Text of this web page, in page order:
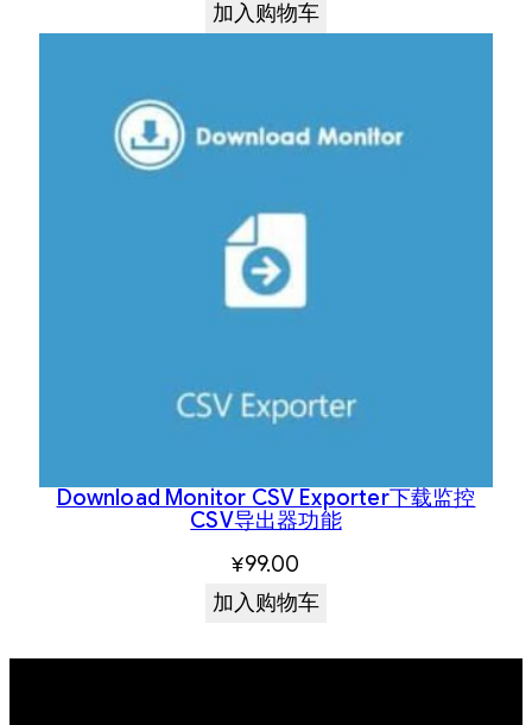
加入购物车
Download Monitor CSV Exporter下载监控
CSV导出器功能
¥99.00
加入购物车